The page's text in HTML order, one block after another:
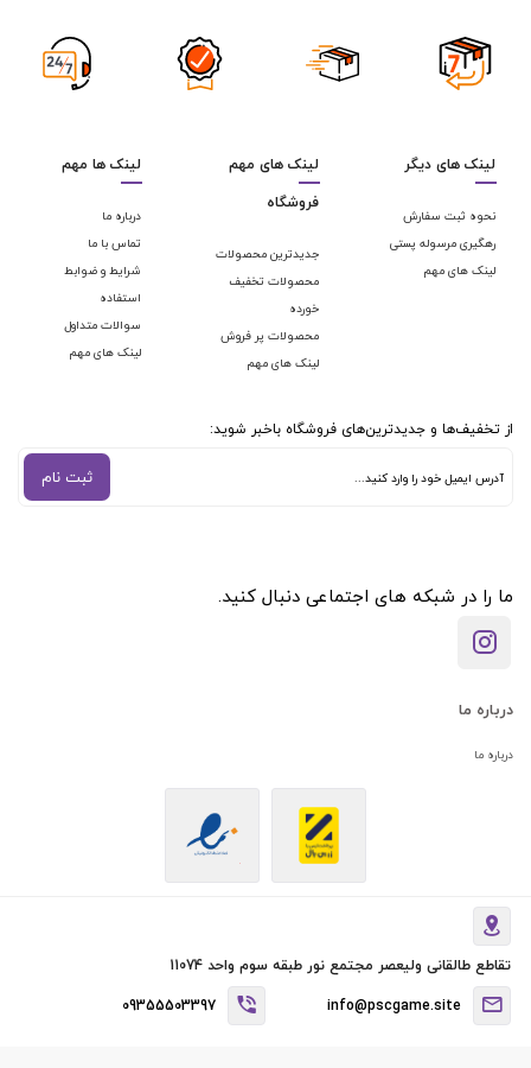
لینک های دیگر
نحوه ثبت سفارش
رهگیری مرسوله پستی
لینک های مهم
لینک های مهم
فروشگاه
جدیدترین محصولات
محصولات تخفیف
خورده
محصولات پر فروش
لینک های مهم
لینک ها مهم
درباره ما
تماس با ما
شرایط و ضوابط
استفاده
سوالات متداول
لینک های مهم
از تخفیف‌ها و جدیدترین‌های فروشگاه باخبر شوید:
ثبت نام
ما را در شبکه های اجتماعی دنبال کنید.
درباره ما
درباره ما
تقاطع طالقانی ولیعصر مجتمع نور طبقه سوم واحد 11074
09355503397
info@pscgame.site